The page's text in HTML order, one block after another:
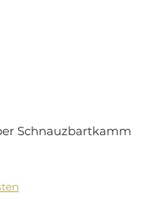
Schnauzbartkamm